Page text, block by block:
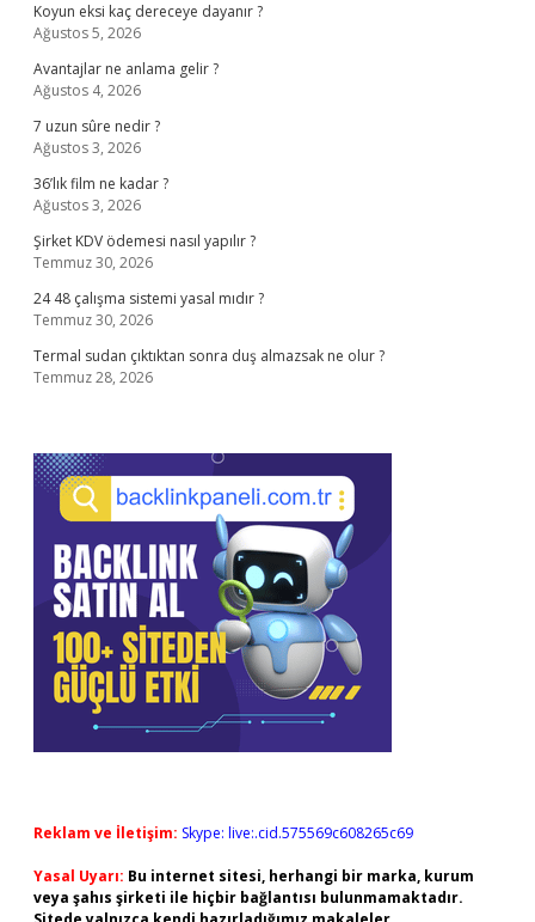
Koyun eksi kaç dereceye dayanır ?
Ağustos 5, 2026
Avantajlar ne anlama gelir ?
Ağustos 4, 2026
7 uzun sûre nedir ?
Ağustos 3, 2026
36’lık film ne kadar ?
Ağustos 3, 2026
Şirket KDV ödemesi nasıl yapılır ?
Temmuz 30, 2026
24 48 çalışma sistemi yasal mıdır ?
Temmuz 30, 2026
Termal sudan çıktıktan sonra duş almazsak ne olur ?
Temmuz 28, 2026
Reklam ve İletişim: Skype: live:.cid.575569c608265c69
Yasal Uyarı: Bu internet sitesi, herhangi bir marka, kurum
veya şahıs şirketi ile hiçbir bağlantısı bulunmamaktadır.